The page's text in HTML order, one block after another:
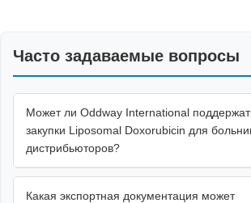
Часто задаваемые вопросы
Может ли Oddway International
закупки Liposomal Doxorubicin для
дистрибьюторов?
Какая экспортная документация может